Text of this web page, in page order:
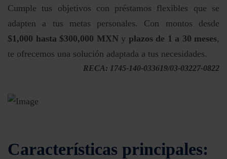
Cumple tus objetivos con préstamos flexibles que se
adapten a tus metas personales. Con montos desde
$1,000 hasta $300,000 MXN y plazos de 1 a 30 meses,
te ofrecemos una solución adaptada a tus necesidades.
RECA: 1745-140-033619/03-03227-0822
Características principales: